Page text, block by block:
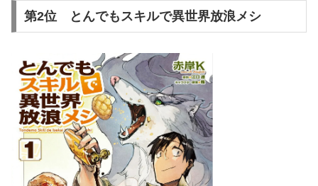
第2位 とんでもスキルで異世界放浪メシ